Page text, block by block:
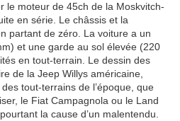
le moteur de 45ch de la Moskvitch-
en série. Le châssis et la
partant de zéro. La voiture a un
et une garde au sol élevée (220
en tout-terrain. Le dessin des
de la Jeep Willys américaine,
tout-terrains de l’époque, que
le Fiat Campagnola ou le Land
la cause d’un malentendu.